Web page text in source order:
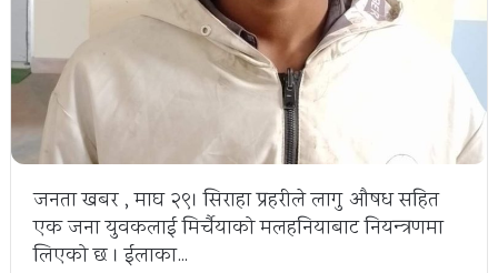
जनता खबर , माघ २९। सिराहा प्रहरीले लागु औषध सहित
एक जना युवकलाई मिर्चैयाको मलहनियाबाट नियन्त्रणमा
लिएको छ । ईलाका…